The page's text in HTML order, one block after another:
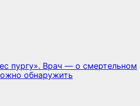
пургу». Врач — о смертельном
обнаружить